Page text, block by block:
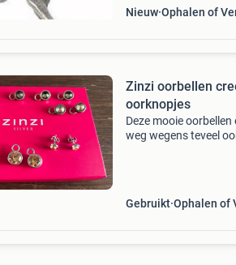
Nieuw Ophalen of
Zinzi oorbellen
oorknopjes
Deze mooie
weg wegens teveel
Gebruikt Ophalen of